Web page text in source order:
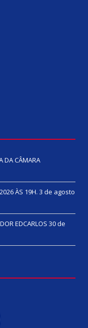
DA CÂMARA
ÀS 19H. 3 de agosto
EDCARLOS 30 de